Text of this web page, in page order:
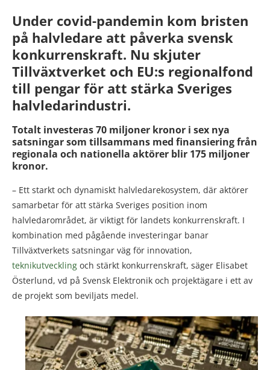
Under covid-pandemin kom bristen
på halvledare att påverka svensk
konkurrenskraft. Nu skjuter
Tillväxtverket och EU:s regionalfond
till pengar för att stärka Sveriges
halvledarindustri.
Totalt investeras 70 miljoner kronor i sex nya
satsningar som tillsammans med finansiering från
regionala och nationella aktörer blir 175 miljoner
kronor.
– Ett starkt och dynamiskt halvledarekosystem, där aktörer
samarbetar för att stärka Sveriges position inom
halvledarområdet, är viktigt för landets konkurrenskraft. I
kombination med pågående investeringar banar
Tillväxtverkets satsningar väg för innovation,
teknikutveckling och stärkt konkurrenskraft, säger Elisabet
Österlund, vd på Svensk Elektronik och projektägare i ett av
de projekt som beviljats medel.